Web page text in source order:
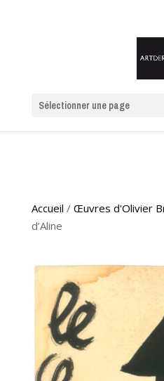
Sélectionner une page
Accueil / Œuvres d'Olivier
d’Aline